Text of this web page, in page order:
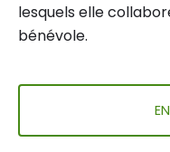
lesquels elle
bénévole.